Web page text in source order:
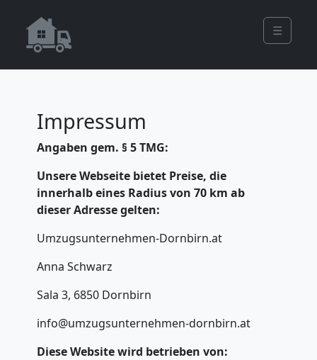
☰
Impressum
Angaben gem. § 5 TMG:
Unsere Webseite bietet Preise, die
innerhalb eines Radius von 70 km ab
dieser Adresse gelten:
Umzugsunternehmen-Dornbirn.at
Anna Schwarz
Sala 3, 6850 Dornbirn
info@umzugsunternehmen-dornbirn.at
Diese Website wird betrieben von: